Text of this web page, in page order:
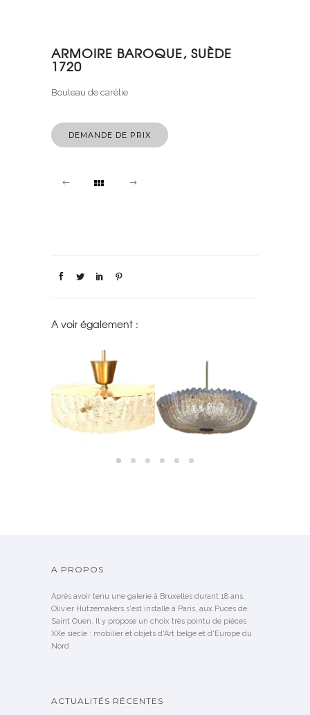
ARMOIRE BAROQUE, SUÈDE
1720
Bouleau de carélie
DEMANDE DE PRIX
A voir également :
LUSTRE EN VERRE MOULÉ
SUÉDOIS ORREFORS –
1960
ORREFORS SUÈDE, 1950
A PROPOS
Après avoir tenu une galerie à Bruxelles durant 18 ans,
Olivier Hutzemakers s'est installé à Paris, aux Puces de
Saint Ouen. Il y propose un choix très pointu de pièces
XXe siècle : mobilier et objets d'Art belge et d'Europe du
Nord.
ACTUALITÉS RÉCENTES